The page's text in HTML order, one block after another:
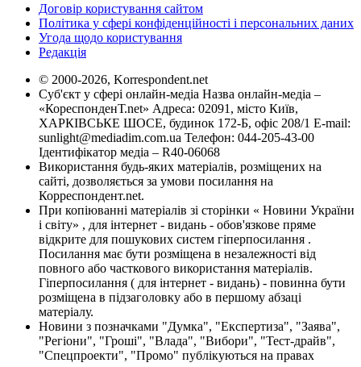
Договір користування сайтом
Політика у сфері конфіденційності і персональних даних
Угода щодо користування
Редакція
© 2000-2026, Korrespondent.net
Суб'єкт у сфері онлайн-медіа Назва онлайн-медіа –
«КореспонденТ.net» Адреса: 02091, місто Київ,
ХАРКІВСЬКЕ ШОСЕ, будинок 172-Б, офіс 208/1 E-mail:
sunlight@mediadim.com.ua Телефон: 044-205-43-00
Ідентифікатор медіа – R40-06068
Використання будь-яких матеріалів, розміщених на
сайті, дозволяється за умови посилання на
Корреспондент.net.
При копіюванні матеріалів зі сторінки « Новини України
і світу» , для інтернет - видань - обов'язкове пряме
відкрите для пошукових систем гіперпосилання .
Посилання має бути розміщена в незалежності від
повного або часткового використання матеріалів.
Гіперпосилання ( для інтернет - видань) - повинна бути
розміщена в підзаголовку або в першому абзаці
матеріалу.
Новини з позначками "Думка", "Експертиза", "Заява",
"Регіони", "Гроші", "Влада", "Вибори", "Тест-драйв",
"Спецпроекти", "Промо" публікуються на правах